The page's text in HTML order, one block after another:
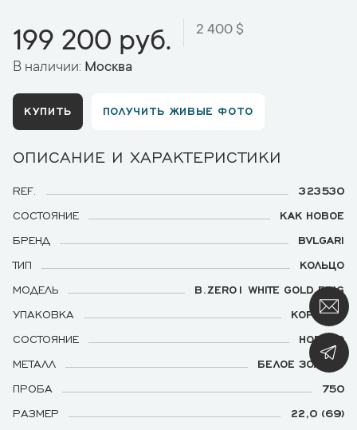
199 200 руб. 2 400 $
В наличии: Москва
КУПИТЬ ПОЛУЧИТЬ ЖИВЫЕ ФОТО
ОПИСАНИЕ И ХАРАКТЕРИСТИКИ
REF.
323530
СОСТОЯНИЕ
КАК НОВОЕ
БРЕНД
BVLGARI
ТИП
КОЛЬЦО
МОДЕЛЬ
B.ZERO1 WHITE GOLD RING
УПАКОВКА
КОРОБКА
СОСТОЯНИЕ
НОВОГО
МЕТАЛЛ
БЕЛОЕ ЗОЛОТО
ПРОБА
750
РАЗМЕР
22,0 (69)